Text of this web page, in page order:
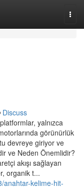
Discuss
yalnızca
görünürlük
devreye giriyor ve
ve Neden Önemlidir?
akışı sağlayan
organik t...
anahtar-kelime-hit-